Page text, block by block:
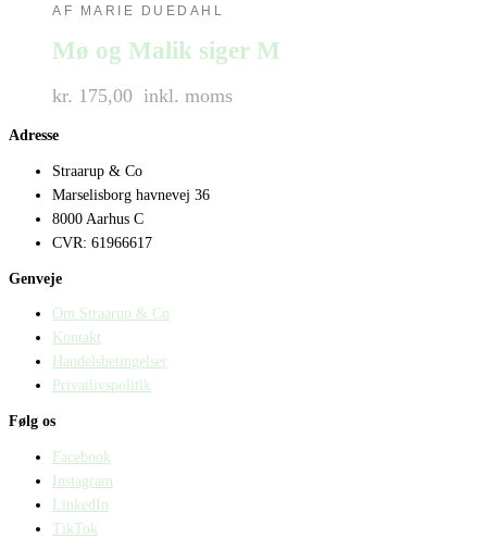
AF MARIE DUEDAHL
Mø og Malik siger M
kr. 175,00 inkl. moms
Adresse
Straarup & Co
Marselisborg havnevej 36
8000 Aarhus C
CVR: 61966617
Genveje
Om Straarup & Co
Kontakt
Handelsbetingelser
Privatlivspolitik
Følg os
Facebook
Instagram
LinkedIn
TikTok